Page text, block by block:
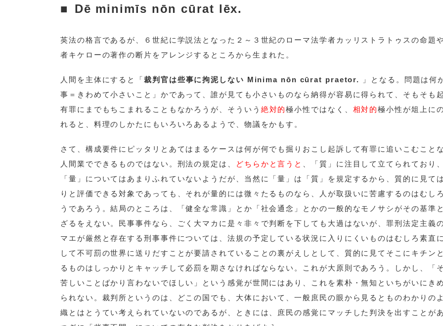
Dē minimīs nōn cūrat lēx.
英法の格言であるが、６世紀に学説法となった２～３世紀のローマ法学者カッリストラトゥスの命題
者キケローの著作の断片をアレンジするところから生まれた。
人間を主体にすると「裁判官は些事に拘泥しない Minima nōn cūrat praetor.
」となる。問題は何
事＝きわめて小さいこと」かであって、誰が見ても小さいものなら納得が容易に得られて、そもそも起
有罪にまでもちこまれることもなかろうが、そういう 絶対的極小性ではなく、 相対的極小性が俎上に
れると、料理のしかたにもいろいろあるようで、物議をかもす。
さて、構成要件にピッタリとあてはまるケースは何が何でも掘りおこし起訴して有罪に追いこむことな
人間業でできるものではない。刑法の規定は、
どちらかと言うと
、「質」に注目して立てられており、
「量」についてはあまりふれていないようだが、当然に「量」は「質」を規定するから、質的に見て
りと評価できる対象であっても、それが量的には微々たるものなら、人が取扱いに苦慮するのはむし
うであろう。結局のところは、「健全な常識」とか「社会通念」とかの一般的なモノサシがその基準
ざるをえない。民事事件なら、ごく大マカに是々非々で判断を下しても大過はないが、罪刑法定主義
マエが厳然と存在する刑事事件については、法規の予定している状況に入りにくいものはむしろ素直
して不可罰の世界に送りだすことが要請されていることの裏がえしとして、質的に見てそこにキチン
るものはしっかりとキャッチして必罰を期さなければならない。これが大原則であろう。しかし、「
苦しいことばかり言わないでほしい」という感覚が世間にはあり、これを素朴・無知といちがいにき
られない。裁判所というのは、どこの国でも、大体において、一般庶民の眼から見るとものわかりの
織とはとうてい考えられていないのであるが、ときには、庶民の感覚にマッチした判決を出すことがあ